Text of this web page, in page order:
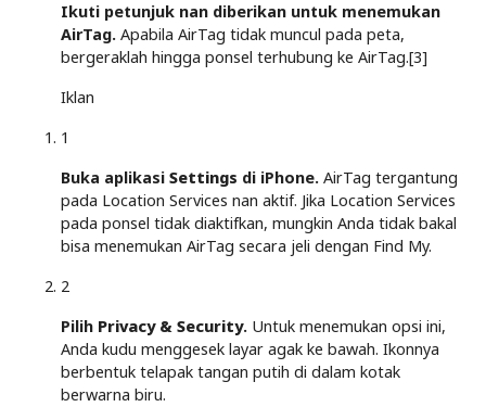
Ikuti petunjuk nan diberikan untuk menemukan
AirTag. Apabila AirTag tidak muncul pada peta,
bergeraklah hingga ponsel terhubung ke AirTag.[3]
Iklan
1
Buka aplikasi Settings di iPhone. AirTag tergantung
pada Location Services nan aktif. Jika Location Services
pada ponsel tidak diaktifkan, mungkin Anda tidak bakal
bisa menemukan AirTag secara jeli dengan Find My.
2
Pilih Privacy & Security. Untuk menemukan opsi ini,
Anda kudu menggesek layar agak ke bawah. Ikonnya
berbentuk telapak tangan putih di dalam kotak
berwarna biru.